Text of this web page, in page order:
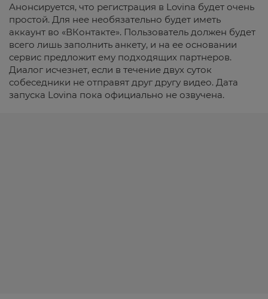
Анонсируется, что регистрация в Lovina будет очень
простой. Для нее необязательно будет иметь
аккаунт во «ВКонтакте». Пользователь должен будет
всего лишь заполнить анкету, и на ее основании
сервис предложит ему подходящих партнеров.
Диалог исчезнет, если в течение двух суток
собеседники не отправят друг другу видео. Дата
запуска Lovina пока официально не озвучена.